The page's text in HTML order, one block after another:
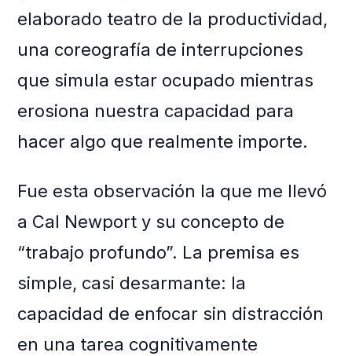
elaborado teatro de la productividad,
una coreografía de interrupciones
que simula estar ocupado mientras
erosiona nuestra capacidad para
hacer algo que realmente importe.
Fue esta observación la que me llevó
a Cal Newport y su concepto de
“trabajo profundo”. La premisa es
simple, casi desarmante: la
capacidad de enfocar sin distracción
en una tarea cognitivamente